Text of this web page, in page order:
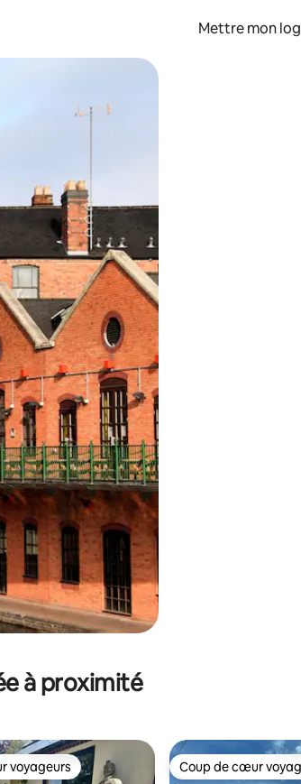
Mettre mon
et en faisant glisser.
à proximité
les plus appréciés
voyageurs Coup de cœur
Coup de cœur